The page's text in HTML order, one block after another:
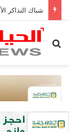
شباك التذاكر
بحث عن